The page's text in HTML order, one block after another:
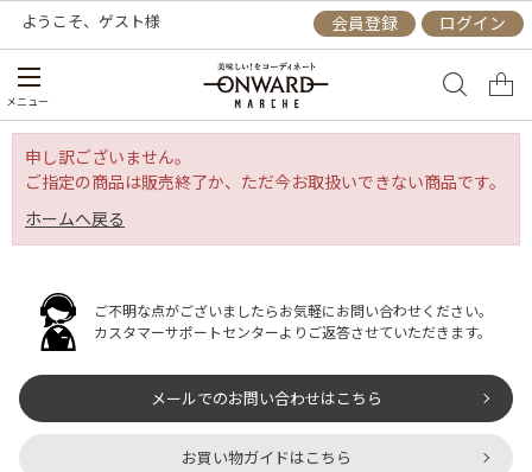
ようこそ、 ゲスト様 会員登録 ログイン
メニュー
申し訳ございません。
ご指定の商品は販売終了か、ただ今お取扱いできない商品です。
ホームへ戻る
ご不明な点がございましたらお気軽にお問い合わせください。
カスタマーサポートセンターよりご返答させていただきます。
メールでのお問い合わせはこちら
お買い物ガイドはこちら